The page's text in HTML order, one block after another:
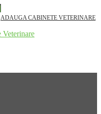
ADAUGA CABINETE VETERINARE
Veterinare